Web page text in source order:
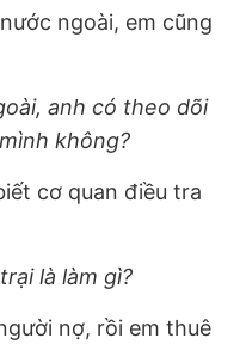
ngoài, em cũng
anh có theo dõi
không?
cơ quan điều tra
là làm gì?
nợ, rồi em thuê